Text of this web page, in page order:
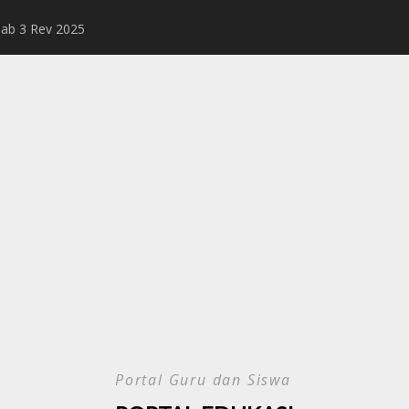
3 Rev 2025 Rangkuman
Portal Guru dan Siswa